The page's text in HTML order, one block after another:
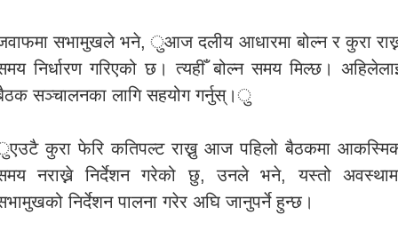
सभामुखले भने, ुआज दलीय आधारमा बोल्न र कुरा
निर्धारण गरिएको छ। त्यहीँ बोल्न समय मिल्छ।
सञ्चालनका लागि सहयोग गर्नुस्।ु
कुरा फेरि कतिपल्ट राख्नु आज पहिलो बैठकमा
नराख्ने निर्देशन गरेको छु, उनले भने, यस्तो
निर्देशन पालना गरेर अघि जानुपर्ने हुन्छ।